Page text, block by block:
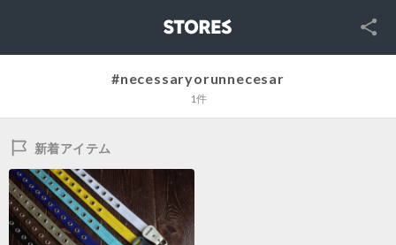
SNS
#necessaryorunnecesar
1件
新着アイテム